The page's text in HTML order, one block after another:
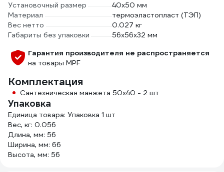
Установочный размер
40х50 мм
Материал
термоэластопласт (ТЭП)
Вес нетто
0.027 кг
Габариты без упаковки
56х56х32 мм
Гарантия производителя не распространяется
на товары MPF
Комплектация
Сантехническая манжета 50x40 - 2 шт
Упаковка
Единица товара: Упаковка 1 шт
Вес, кг: 0.056
Длина, мм: 56
Ширина, мм: 66
Высота, мм: 56